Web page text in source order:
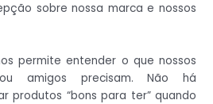
sobre nossa marca e nossos
permite entender o que nossos
amigos precisam. Não há
produtos “bons para ter” quando